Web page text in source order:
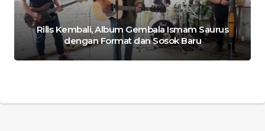
Rilis Kembali, Album Gembala Ismam Saurus
dengan Format dan Sosok Baru